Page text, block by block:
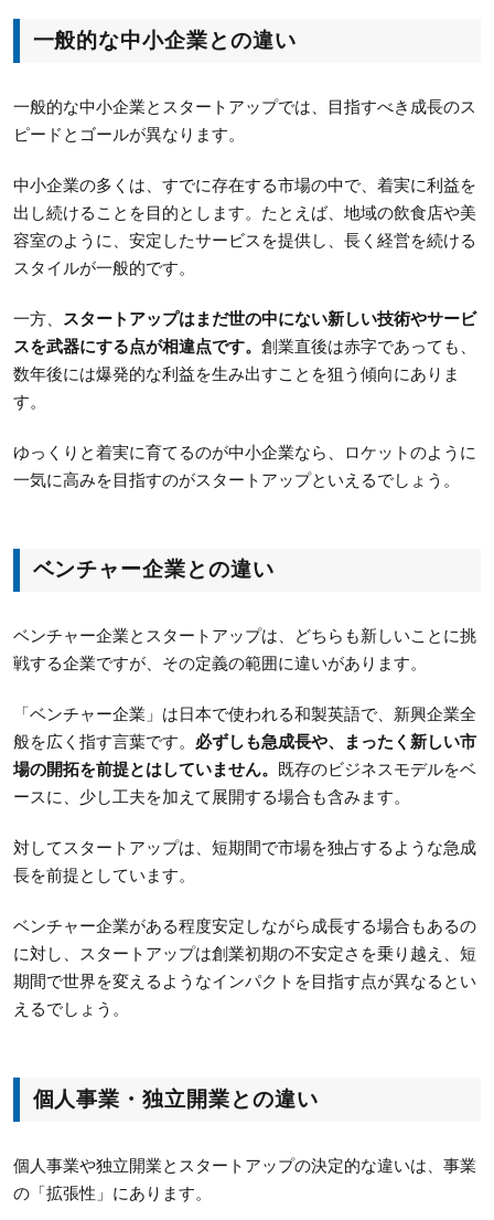
一般的な中小企業との違い
一般的な中小企業とスタートアップでは、目指すべき成長のス
ピードとゴールが異なります。
中小企業の多くは、すでに存在する市場の中で、着実に利益を
出し続けることを目的とします。たとえば、地域の飲食店や美
容室のように、安定したサービスを提供し、長く経営を続ける
スタイルが一般的です。
一方、
スタートアップはまだ世の中にない新しい技術やサービ
スを武器にする点が相違点です。 創業直後は赤字であっても、
数年後には爆発的な利益を生み出すことを狙う傾向にありま
す。
ゆっくりと着実に育てるのが中小企業なら、ロケットのように
一気に高みを目指すのがスタートアップといえるでしょう。
ベンチャー企業との違い
ベンチャー企業とスタートアップは、どちらも新しいことに挑
戦する企業ですが、その定義の範囲に違いがあります。
「ベンチャー企業」は日本で使われる和製英語で、新興企業全
般を広く指す言葉です。 必ずしも急成長や、まったく新しい市
場の開拓を前提とはしていません。 既存のビジネスモデルをベ
ースに、少し工夫を加えて展開する場合も含みます。
対してスタートアップは、短期間で市場を独占するような急成
長を前提としています。
ベンチャー企業がある程度安定しながら成長する場合もあるの
に対し、スタートアップは創業初期の不安定さを乗り越え、短
期間で世界を変えるようなインパクトを目指す点が異なるとい
えるでしょう。
個人事業・独立開業との違い
個人事業や独立開業とスタートアップの決定的な違いは、事業
の「拡張性」にあります。